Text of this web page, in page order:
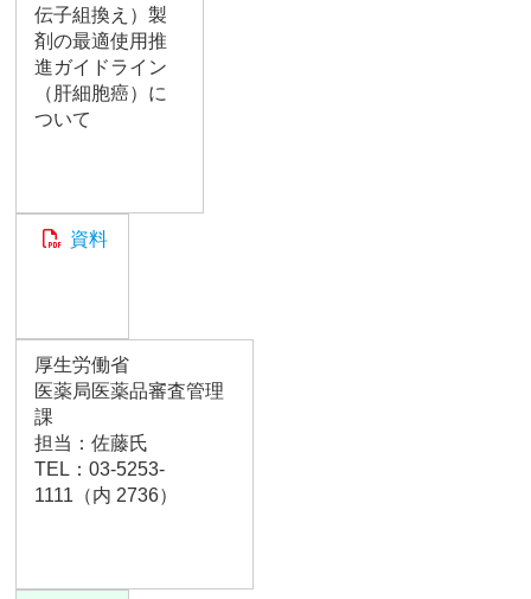
伝子組換え）製
剤の最適使用推
進ガイドライン
（肝細胞癌）に
ついて
資料
厚生労働省
医薬局医薬品審査管理
課
担当：佐藤氏
TEL：03-5253-
1111（内 2736）